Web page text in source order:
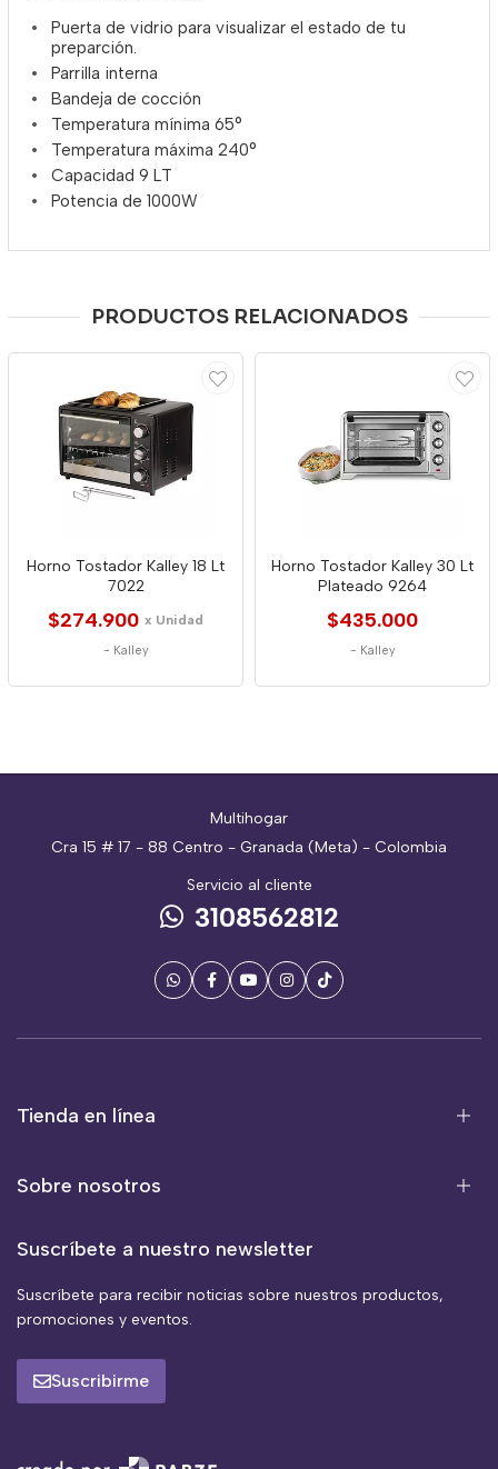
Puerta de vidrio para visualizar el estado de tu
preparción.
Parrilla interna
Bandeja de cocción
Temperatura mínima 65°
Temperatura máxima 240°
Capacidad 9 LT
Potencia de 1000W
PRODUCTOS RELACIONADOS
Horno Tostador Kalley 18 Lt
7022
$274.900 x Unidad
- Kalley
Horno Tostador Kalley 30 Lt
Plateado 9264
$435.000
- Kalley
Multihogar
Cra 15 # 17 - 88 Centro - Granada (Meta) - Colombia
Servicio al cliente
3108562812
Tienda en línea
Sobre nosotros
Suscríbete a nuestro newsletter
Suscríbete para recibir noticias sobre nuestros productos,
promociones y eventos.
Suscribirme